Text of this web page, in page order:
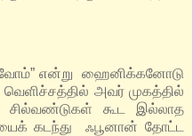
என்று ஹைனிக்கனோடு
அவர் முகத்தில்
சில்வண்டுகள் கூட இல்லாத
கடந்து ஃபூனான் தோட்ட